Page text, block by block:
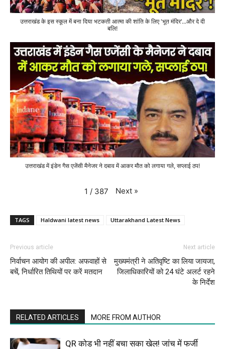
उत्तराखंड के इस स्कूल में बना दिया भटकती आत्मा की शांति के लिए 'भूत मंदिर'...और दे दी
बलि!
उत्तराखंड में इंडेन गैस एजेंसी मैनेजर ने दबाव में आकर मौत को लगाया गले, सप्लाई ठप!
1 / 387 Next »
TAGS Haldwani latest news Uttarakhand Latest News
Previous article
निर्वाचन आयोग की अपील: अफवाहों से
बचें, निर्धारित तिथियों पर करें मतदान
Next article
मुख्यमंत्री ने अतिवृष्टि का लिया जायजा,
जिलाधिकारियों को 24 घंटे अलर्ट रहने
के निर्देश
RELATED ARTICLES MORE FROM AUTHOR
QR कोड भी नहीं बचा सका खेल! जांच में फर्जी